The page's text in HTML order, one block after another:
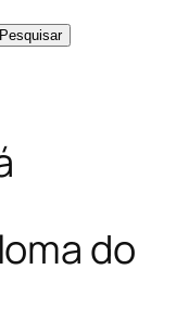
Pesquisar
do